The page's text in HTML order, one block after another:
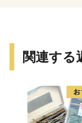
関連する